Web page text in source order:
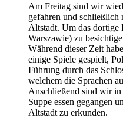
Am Freitag sind wir
gefahren und schließlich
Altstadt. Um das
Warszawie) zu
Während dieser Zeit
einige Spiele gespielt,
Führung durch das
welchem die Sprachen
Anschließend sind wir in
Suppe essen gegangen
Altstadt zu erkunden.